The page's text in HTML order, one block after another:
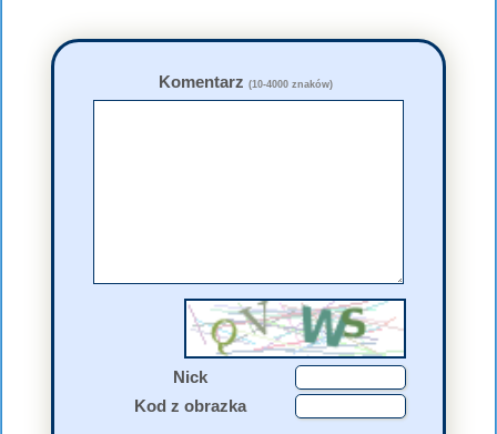
Komentarz (10-4000 znaków)
Nick
Kod z obrazka